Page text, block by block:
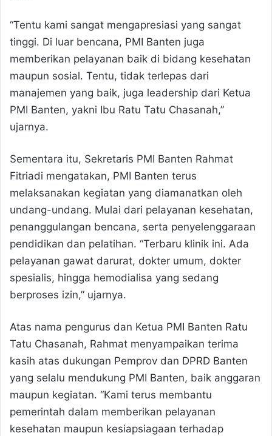
“Tentu kami sangat mengapresiasi yang sangat
tinggi. Di luar bencana, PMI Banten juga
memberikan pelayanan baik di bidang kesehatan
maupun sosial. Tentu, tidak terlepas dari
manajemen yang baik, juga leadership dari Ketua
PMI Banten, yakni Ibu Ratu Tatu Chasanah,”
ujarnya.
Sementara itu, Sekretaris PMI Banten Rahmat
Fitriadi mengatakan, PMI Banten terus
melaksanakan kegiatan yang diamanatkan oleh
undang-undang. Mulai dari pelayanan kesehatan,
penanggulangan bencana, serta penyelenggaraan
pendidikan dan pelatihan. “Terbaru klinik ini. Ada
pelayanan gawat darurat, dokter umum, dokter
spesialis, hingga hemodialisa yang sedang
berproses izin,” ujarnya.
Atas nama pengurus dan Ketua PMI Banten Ratu
Tatu Chasanah, Rahmat menyampaikan terima
kasih atas dukungan Pemprov dan DPRD Banten
yang selalu mendukung PMI Banten, baik anggaran
maupun kegiatan. “Kami terus membantu
pemerintah dalam memberikan pelayanan
kesehatan maupun kesiapsiagaan terhadap